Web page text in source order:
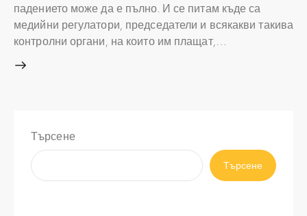
падението може да е пълно. И се питам къде са
медийни регулатори, председатели и всякакви такива
контролни органи, на които им плащат,…
Търсене
Търсене